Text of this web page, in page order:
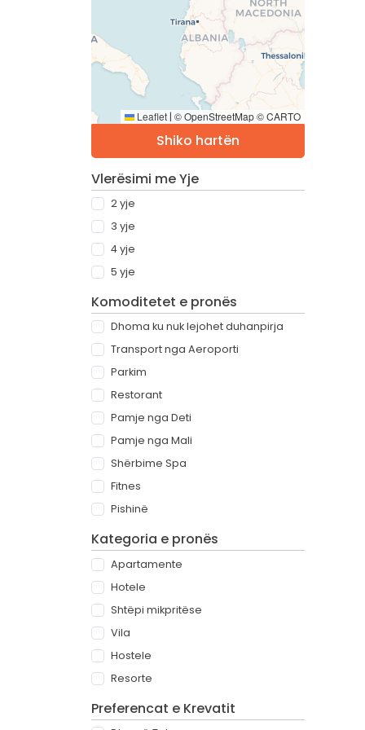
Leaflet | © OpenStreetMap © CARTO
Shiko hartën
Vlerësimi me Yje
2 yje
3 yje
4 yje
5 yje
Komoditetet e pronës
Dhoma ku nuk lejohet duhanpirja
Transport nga Aeroporti
Parkim
Restorant
Pamje nga Deti
Pamje nga Mali
Shërbime Spa
Fitnes
Pishinë
Kategoria e pronës
Apartamente
Hotele
Shtëpi mikpritëse
Vila
Hostele
Resorte
Preferencat e Krevatit